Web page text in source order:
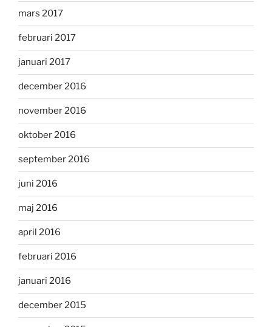
mars 2017
februari 2017
januari 2017
december 2016
november 2016
oktober 2016
september 2016
juni 2016
maj 2016
april 2016
februari 2016
januari 2016
december 2015